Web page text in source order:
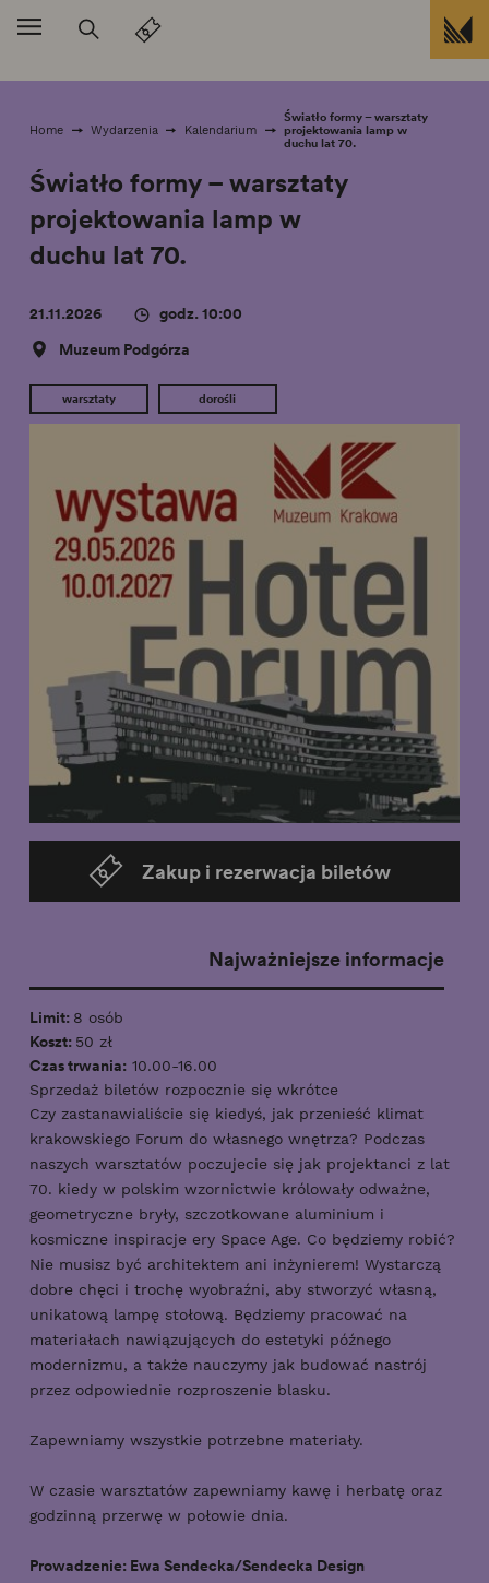
Przejdź do treści
Home Wydarzenia Kalendarium
Światło formy – warsztaty
projektowania lamp w
duchu lat 70.
Światło formy – warsztaty
projektowania lamp w
duchu lat 70.
21.11.2026
godz. 10:00
Muzeum Podgórza
warsztaty dorośli
Zakup i rezerwacja biletów
Najważniejsze informacje
Limit: 8 osób
Koszt: 50 zł
Czas trwania: 10.00-16.00
Sprzedaż biletów rozpocznie się wkrótce
Czy zastanawialiście się kiedyś, jak przenieść klimat
krakowskiego Forum do własnego wnętrza? Podczas
naszych warsztatów poczujecie się jak projektanci z lat
70. kiedy w polskim wzornictwie królowały odważne,
geometryczne bryły, szczotkowane aluminium i
kosmiczne inspiracje ery Space Age. Co będziemy robić?
Nie musisz być architektem ani inżynierem! Wystarczą
dobre chęci i trochę wyobraźni, aby stworzyć własną,
unikatową lampę stołową. Będziemy pracować na
materiałach nawiązujących do estetyki późnego
modernizmu, a także nauczymy jak budować nastrój
przez odpowiednie rozproszenie blasku.
Zapewniamy wszystkie potrzebne materiały.
W czasie warsztatów zapewniamy kawę i herbatę oraz
godzinną przerwę w połowie dnia.
Prowadzenie: Ewa Sendecka/Sendecka Design